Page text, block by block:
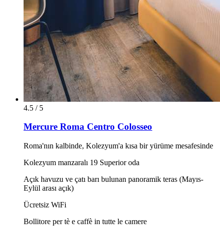
4.5 / 5
Mercure Roma Centro Colosseo
Roma'nın kalbinde, Kolezyum'a kısa bir yürüme mesafesinde
Kolezyum manzaralı 19 Superior oda
Açık havuzu ve çatı barı bulunan panoramik teras (Mayıs-
Eylül arası açık)
Ücretsiz WiFi
Bollitore per tè e caffè in tutte le camere